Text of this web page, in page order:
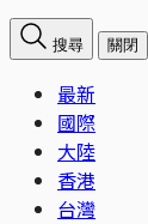
搜尋 關閉
最新
國際
大陸
香港
台灣